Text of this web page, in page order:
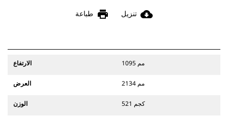
cloud_download تنزيل print طباعة
الارتفاع 1095 مم
العرض 2134 مم
الوزن 521 كجم